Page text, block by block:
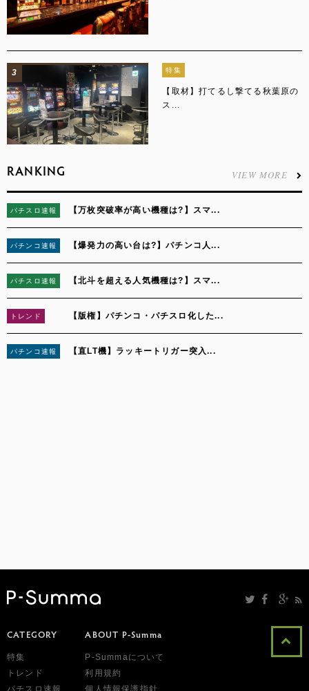
3 特集
【取材】打てるし撃てる秋葉原の
ス...
RANKING VIEW MORE
1
パチスロ速報 【万枚突破率が高い機種は?】スマ...
2
パチンコ速報 【爆発力の高い台は?】パチンコ人...
3
パチスロ速報 【北斗を超える人気機種は?】スマ...
4
トレンド 【版権】パチンコ・パチスロ化した...
5
パチンコ速報 【直LT機】ラッキートリガー突入...
CATEGORY
特集
トレンド
ABOUT P-Summa
P-Summaについて
利用規約